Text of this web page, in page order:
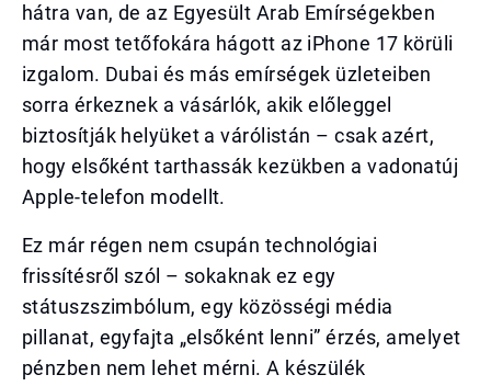
hátra van, de az Egyesült Arab Emírségekben
már most tetőfokára hágott az iPhone 17 körüli
izgalom. Dubai és más emírségek üzleteiben
sorra érkeznek a vásárlók, akik előleggel
biztosítják helyüket a várólistán – csak azért,
hogy elsőként tarthassák kezükben a vadonatúj
Apple-telefon modellt.
Ez már régen nem csupán technológiai
frissítésről szól – sokaknak ez egy
státuszszimbólum, egy közösségi média
pillanat, egyfajta „elsőként lenni” érzés, amelyet
pénzben nem lehet mérni. A készülék